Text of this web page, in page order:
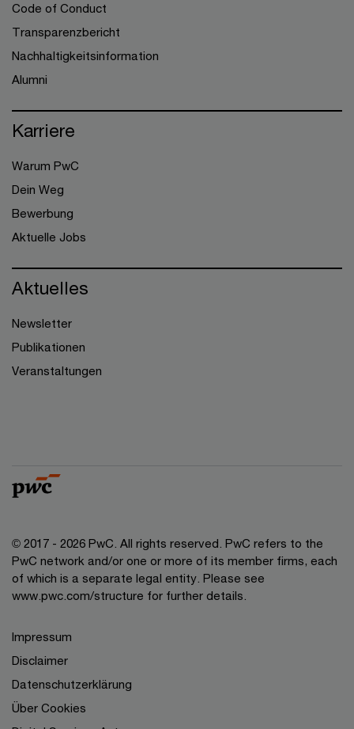
Code of Conduct
Transparenzbericht
Nachhaltigkeitsinformation
Alumni
Karriere
Warum PwC
Dein Weg
Bewerbung
Aktuelle Jobs
Aktuelles
Newsletter
Publikationen
Veranstaltungen
© 2017 - 2026 PwC. All rights reserved. PwC refers to the
PwC network and/or one or more of its member firms, each
of which is a separate legal entity. Please see
www.pwc.com/structure for further details.
Impressum
Disclaimer
Datenschutzerklärung
Über Cookies